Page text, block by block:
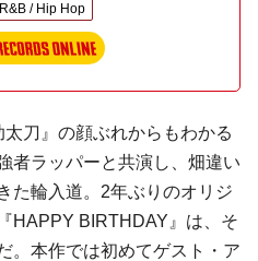
R&B / Hip Hop
刀』の顔ぶれからもわかる
者ラッパーと共演し、畑違い
た輪入道。2年ぶりのオリジ
HAPPY BIRTHDAY』は、そ
。本作では初めてゲスト・ア